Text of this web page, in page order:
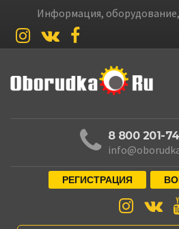
Информация,
8 800 201-
РЕГИСТРАЦИЯ